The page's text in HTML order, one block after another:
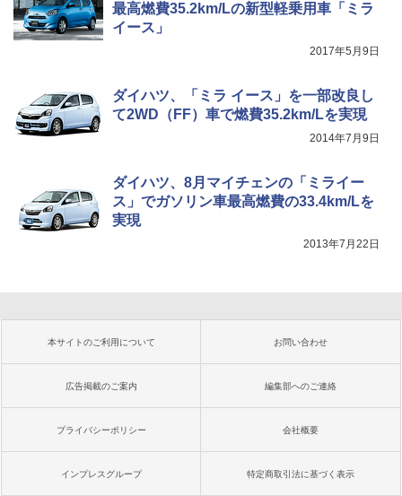
最高燃費35.2km/Lの新型軽乗用車「ミラ
イース」
2017年5月9日
ダイハツ、「ミラ イース」を一部改良し
て2WD（FF）車で燃費35.2km/Lを実現
2014年7月9日
ダイハツ、8月マイチェンの「ミライー
ス」でガソリン車最高燃費の33.4km/Lを
実現
2013年7月22日
本サイトのご利用について お問い合わせ
広告掲載のご案内 編集部へのご連絡
プライバシーポリシー 会社概要
インプレスグループ 特定商取引法に基づく表示